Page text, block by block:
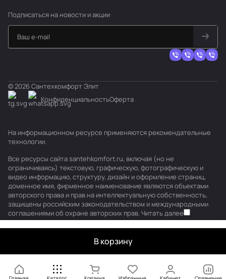
В корзину
Подписаться на новости и акции
© 2026 Сантехкомфорт Элит
КонфиденциальностьОферта
На информационном ресурсе применяются рекомендательные
технологии.
Все ресурсы сайта santehkomfort.ru, включая (но не
ограничиваясь) текстовую, графическую, фотографическую и
видео информацию, структуру, дизайн и оформление страниц,
доменное имя, фирменное наименование являются объектами
авторского права и прав на интеллектуальную собственность,
защищены российским законодательством и международными
соглашениями об охране авторских прав. Читать далее